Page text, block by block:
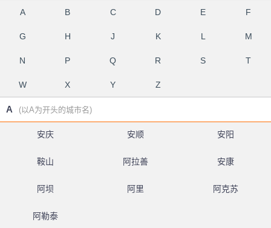
A B C D E F
G H J K L M
N P Q R S T
W X Y Z
A (以A为开头的城市名)
安庆 安顺 安阳
鞍山 阿拉善 安康
阿坝 阿里 阿克苏
阿勒泰